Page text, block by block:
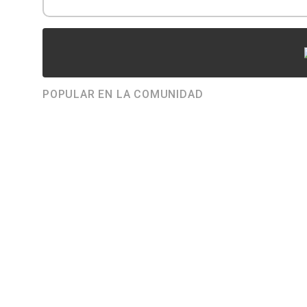
POPULAR EN LA COMUNIDAD